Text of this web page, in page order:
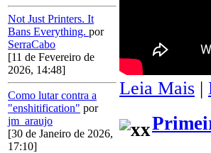
Not Just Printers. It
Bans Everything. por
SerraCabo
[11 de Fevereiro de
2026, 14:48]
Como lutar contra a
"enshitification" por
jm_araujo
[30 de Janeiro de 2026,
17:10]
Leia Mais |